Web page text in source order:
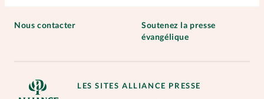
Nous contacter
Soutenez la presse
évangélique
LES SITES ALLIANCE PRESSE